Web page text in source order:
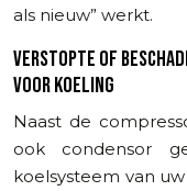
als nieuw” werkt.
VERSTOPTE OF
VOOR KOELING
Naast de
ook condensor
koelsysteem van